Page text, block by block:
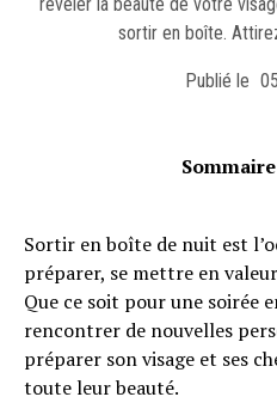
sortir en boîte.
Publié le
Sommaire
Sortir en boîte de nuit est
préparer, se mettre en
Que ce soit pour une soirée
rencontrer de nouvelles
préparer son visage et ses
toute leur beauté.